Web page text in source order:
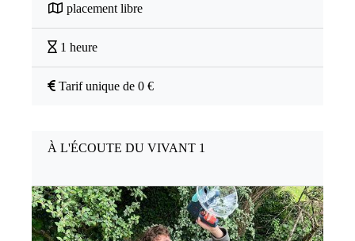
placement libre
1 heure
Tarif unique de 0 €
À L'ÉCOUTE DU VIVANT 1